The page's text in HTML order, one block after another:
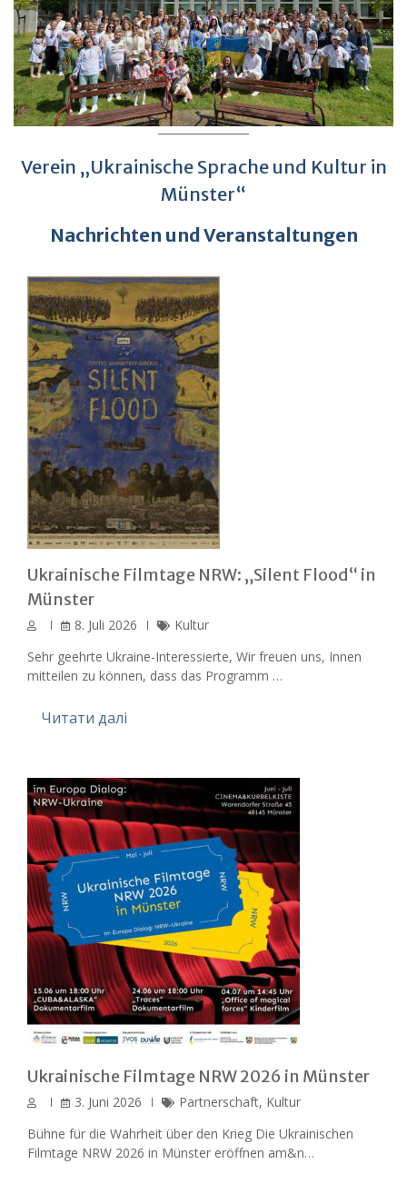
Verein „Ukrainische Sprache und Kultur in
Münster“
Nachrichten und Veranstaltungen
Ukrainische Filmtage NRW: „Silent Flood“ in
Münster
8. Juli 2026
Kultur
Sehr geehrte Ukraine-Interessierte, Wir freuen uns, Innen
mitteilen zu können, dass das Programm …
Читати далі
Ukrainische Filmtage NRW 2026 in Münster
3. Juni 2026 Partnerschaft, Kultur
Bühne für die Wahrheit über den Krieg Die Ukrainischen
Filmtage NRW 2026 in Münster eröffnen am&n…